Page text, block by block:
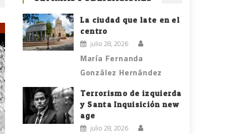
La ciudad que late en el
centro
julio 28, 2026
María Fernanda
González Hernández
Terrorismo de izquierda
y Santa Inquisición new
age
julio 28, 2026